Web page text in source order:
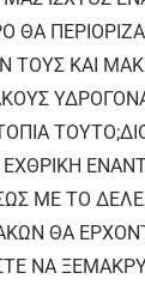
ΘΑ
ΤΟΥΣ ΚΑΙ
ΜΕ ΤΟ
ΘΑ
ΝΑ